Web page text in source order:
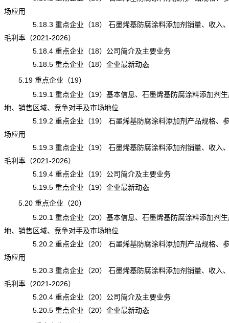
场应用
5.18.3 重点企业（18） 石墨烯基防腐涂料添加剂销量、收入、
毛利率（2021-2026）
5.18.4 重点企业（18）公司简介及主要业务
5.18.5 重点企业（18）企业最新动态
5.19 重点企业（19）
5.19.1 重点企业（19）基本信息、石墨烯基防腐涂料添加剂生
地、销售区域、竞争对手及市场地位
5.19.2 重点企业（19） 石墨烯基防腐涂料添加剂产品规格、参
场应用
5.19.3 重点企业（19） 石墨烯基防腐涂料添加剂销量、收入、
毛利率（2021-2026）
5.19.4 重点企业（19）公司简介及主要业务
5.19.5 重点企业（19）企业最新动态
5.20 重点企业（20）
5.20.1 重点企业（20）基本信息、石墨烯基防腐涂料添加剂生
地、销售区域、竞争对手及市场地位
5.20.2 重点企业（20） 石墨烯基防腐涂料添加剂产品规格、参
场应用
5.20.3 重点企业（20） 石墨烯基防腐涂料添加剂销量、收入、
毛利率（2021-2026）
5.20.4 重点企业（20）公司简介及主要业务
5.20.5 重点企业（20）企业最新动态